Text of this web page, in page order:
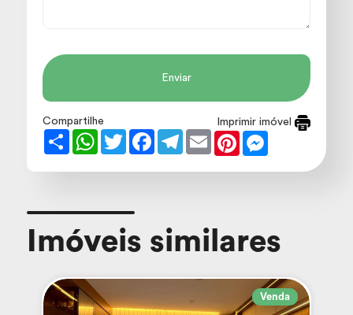
Enviar
Imprimir imóvel
Compartilhe
Share
WhatsApp
TwitterFacebookTelegram
Email PinterestMessenger
Imóveis similares
Venda